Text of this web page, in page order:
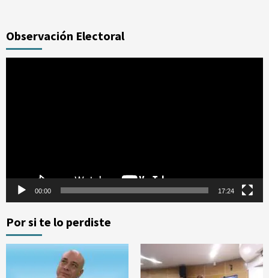
Observación Electoral
00:00 17:24
Por si te lo perdiste